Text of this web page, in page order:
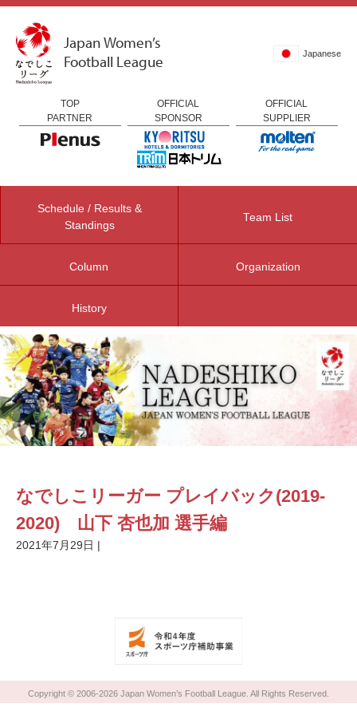
Japan Women’s
Football League
Japanese
TOP
PARTNER
OFFICIAL
SPONSOR
OFFICIAL
SUPPLIER
Schedule / Results &
Standings
Team List
Column Organization
History
なでしこリーガー プレイバック(2019-
2020) 山下 杏也加 選手編
2021年7月29日
Copyright © 2006-2026 Japan Women’s Football League. All Rights Reserved.